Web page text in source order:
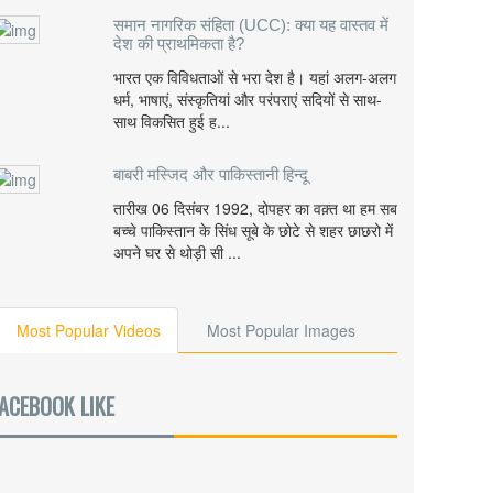
समान नागरिक संहिता (UCC): क्या यह वास्तव में
देश की प्राथमिकता है?
भारत एक विविधताओं से भरा देश है। यहां अलग-अलग
धर्म, भाषाएं, संस्कृतियां और परंपराएं सदियों से साथ-
साथ विकसित हुई ह...
बाबरी मस्जिद और पाकिस्तानी हिन्दू
तारीख 06 दिसंबर 1992, दोपहर का वक़्त था हम सब
बच्चे पाकिस्तान के सिंध सूबे के छोटे से शहर छाछरो में
अपने घर से थोड़ी सी ...
Most Popular Videos Most Popular Images
LIKE